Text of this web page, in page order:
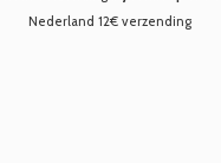
Nederland 12€ verzending